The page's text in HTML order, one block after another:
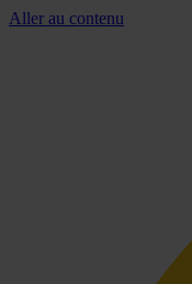
Aller au contenu